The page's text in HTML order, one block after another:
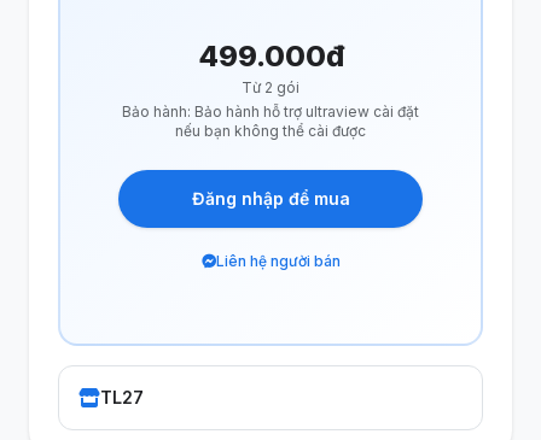
499.000đ
Từ 2 gói
Bảo hành: Bảo hành hỗ trợ ultraview cài đặt
nếu bạn không thể cài được
Đăng nhập để mua
Liên hệ người bán
TL27